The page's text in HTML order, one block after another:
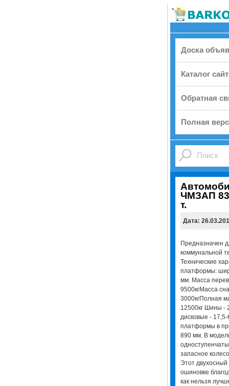
Доска
Каталог
Обратная
Полная
ЧМЗАП
т.
Дата:
Предназначен
коммунальной
Технические
платформы:
мм. Масса
9500кгМасса
3000кгПолная
12500кг Шины -
дисковые -
платформы в
890 мм. В
запасное
Этот
ошиновке
как нельзя